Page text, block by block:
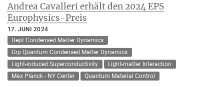
Andrea Cavalleri erhält den 2024 EPS
Europhysics-Preis
17. JUNI 2024
Dept Condensed Matter Dynamics
Grp Quantum Condensed Matter Dynamics
Light-induced Superconductivity
Light-matter Interaction
Max Planck - NY Center
Quantum Material Control